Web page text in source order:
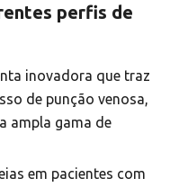
perfis de
inovadora que traz
de punção venosa,
ampla gama de
em pacientes com